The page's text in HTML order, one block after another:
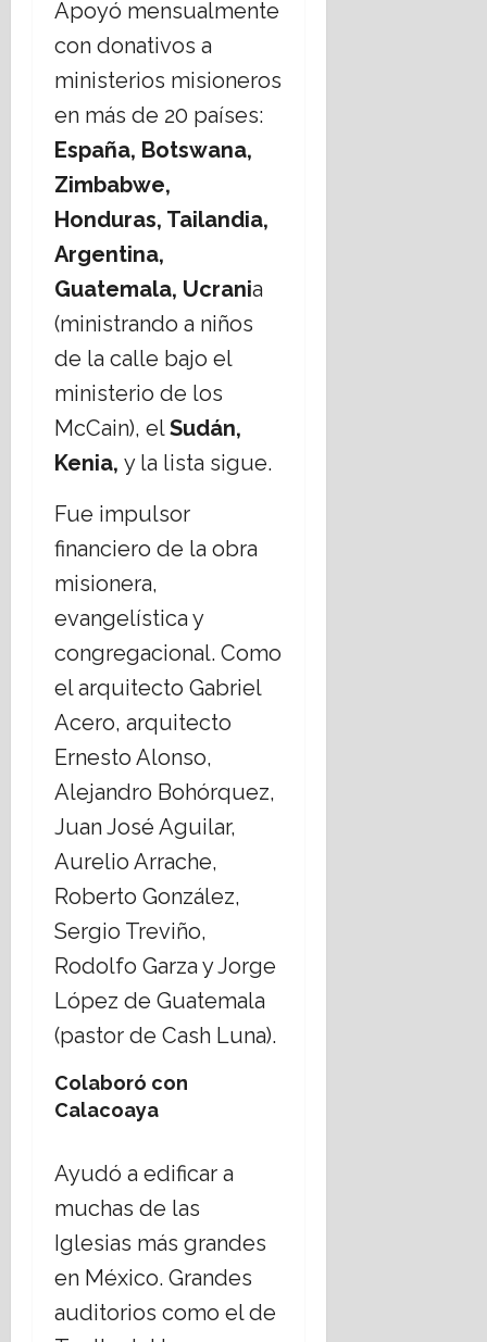
Apoyó mensualmente
con donativos a
ministerios misioneros
en más de 20 países:
España, Botswana,
Zimbabwe,
Honduras, Tailandia,
Argentina,
Guatemala, Ucrania
(ministrando a niños
de la calle bajo el
ministerio de los
McCain), elSudán,
Kenia, y la lista sigue.
Fue impulsor
financiero de la obra
misionera,
evangelística y
congregacional. Como
el arquitecto Gabriel
Acero, arquitecto
Ernesto Alonso,
Alejandro Bohórquez,
Juan José Aguilar,
Aurelio Arrache,
Roberto González,
Sergio Treviño,
Rodolfo Garza y Jorge
López de Guatemala
(pastor de Cash Luna).
Colaboró con
Calacoaya
Ayudó a edificar a
muchas de las
Iglesias más grandes
en México. Grandes
auditorios como el de